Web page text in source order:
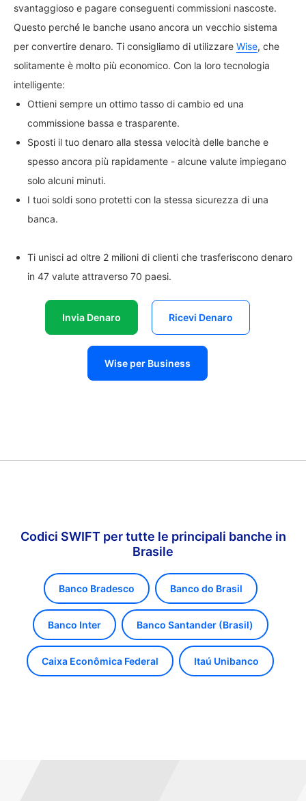
svantaggioso e pagare conseguenti commissioni nascoste.
Questo perché le banche usano ancora un vecchio sistema
per convertire denaro. Ti consigliamo di utilizzare Wise, che
solitamente è molto più economico. Con la loro tecnologia
intelligente:
Ottieni sempre un ottimo tasso di cambio ed una
commissione bassa e trasparente.
Sposti il tuo denaro alla stessa velocità delle banche e
spesso ancora più rapidamente - alcune valute impiegano
solo alcuni minuti.
I tuoi soldi sono protetti con la stessa sicurezza di una
banca.
Ti unisci ad oltre 2 milioni di clienti che trasferiscono denaro
in 47 valute attraverso 70 paesi.
Invia Denaro Ricevi Denaro
Wise per Business
Codici SWIFT per tutte le principali banche in
Brasile
Banco Bradesco Banco do Brasil
Banco Inter Banco Santander (Brasil)
Caixa Econômica Federal Itaú Unibanco